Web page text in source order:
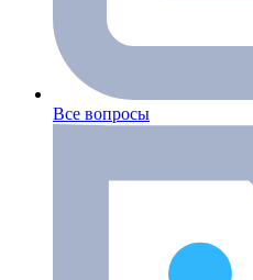
Все вопросы